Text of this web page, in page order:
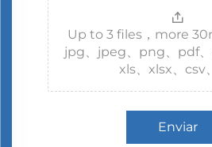
Up to 3 files，more
jpg、jpeg、png、pdf、
xls、xlsx、csv
Enviar